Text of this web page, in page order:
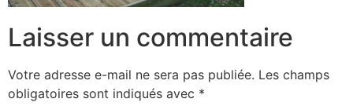
Laisser un commentaire
Votre adresse e-mail ne sera pas publiée. Les champs
obligatoires sont indiqués avec *